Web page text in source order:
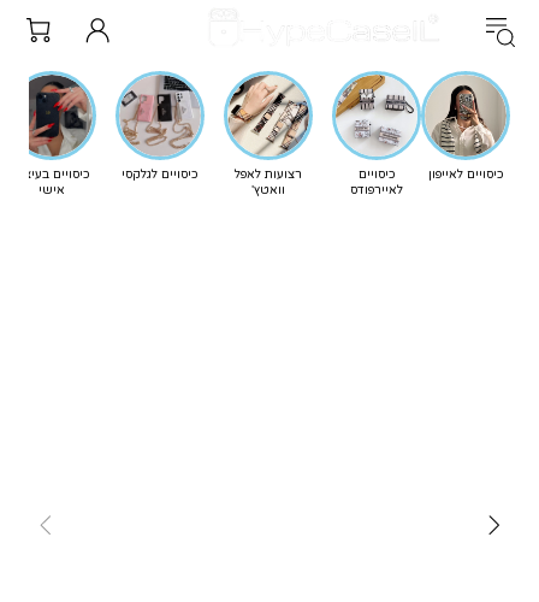
כיסויים לאייפון
כיסויים
לאיירפודס
רצועות לאפל
וואטץ'
כיסויים לגלקסי
כיסויים בעיצוב
אישי